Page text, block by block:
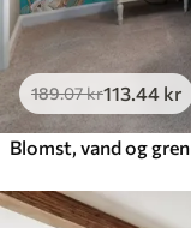
189.07kr113.44 kr
Blomst, vand og gren